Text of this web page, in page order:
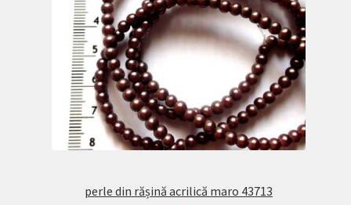
perle din rășină acrilică maro 43713